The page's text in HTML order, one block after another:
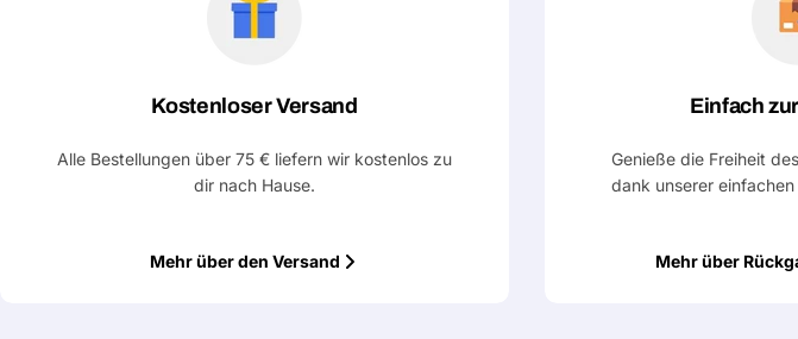
Kostenloser Versand
Alle Bestellungen über 75 € liefern wir kostenlos zu
dir nach Hause.
Mehr über den Versand
Einfach
Genieße die Freiheit
dank unserer
Mehr über